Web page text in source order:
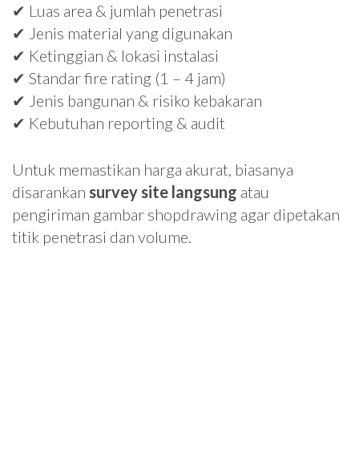
✔ Luas area & jumlah penetrasi
✔ Jenis material yang digunakan
✔ Ketinggian & lokasi instalasi
✔ Standar fire rating (1 – 4 jam)
✔ Jenis bangunan & risiko kebakaran
✔ Kebutuhan reporting & audit
Untuk memastikan harga akurat, biasanya
disarankan survey site langsung atau
pengiriman gambar shopdrawing agar dipetakan
titik penetrasi dan volume.